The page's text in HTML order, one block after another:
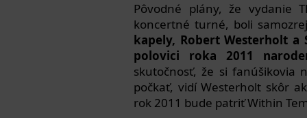
Pôvodné plány, že vydanie
koncertné turné, boli
kapely, Robert Westerholt
polovici roka 2011
skutočnosť, že si fanúšikovia
počkať, vidí Westerholt skôr
rok 2011 bude patriť Within